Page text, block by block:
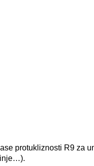
protukliznosti R9 za